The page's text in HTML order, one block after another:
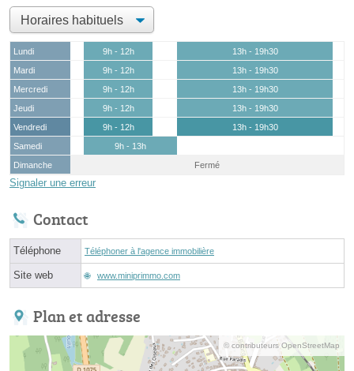
Lundi 9h - 12h
13h - 19h30
Mardi
9h - 12h
13h - 19h30
Mercredi
9h - 12h
13h - 19h30
Jeudi
9h - 12h
13h - 19h30
Vendredi
9h - 12h
13h - 19h30
Samedi
9h - 13h
Dimanche
Fermé
Signaler une erreur
Contact
Téléphone Téléphoner à l'agence immobilière
Site web www.miniprimmo.com
Plan et adresse
© contributeurs OpenStreetMap